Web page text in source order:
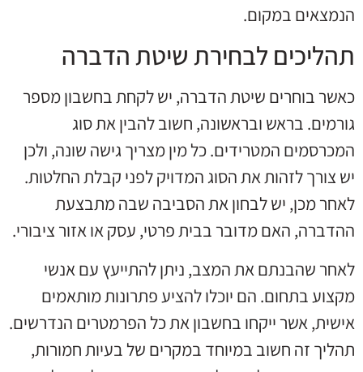
הנמצאים במקום.
תהליכים לבחירת שיטת הדברה
כאשר בוחרים שיטת הדברה, יש לקחת בחשבון מספר
גורמים. בראש ובראשונה, חשוב להבין את סוג
המכרסמים המטרידים. כל מין מצריך גישה שונה, ולכן
יש צורך לזהות את הסוג המדויק לפני קבלת החלטות.
לאחר מכן, יש לבחון את הסביבה שבה מתבצעת
ההדברה, האם מדובר בבית פרטי, עסק או אזור ציבורי.
לאחר שהבנתם את המצב, ניתן להתייעץ עם אנשי
מקצוע בתחום. הם יוכלו להציע פתרונות מותאמים
אישית, אשר ייקחו בחשבון את כל הפרמטרים הנדרשים.
תהליך זה חשוב במיוחד במקרים של בעיות חמורות,